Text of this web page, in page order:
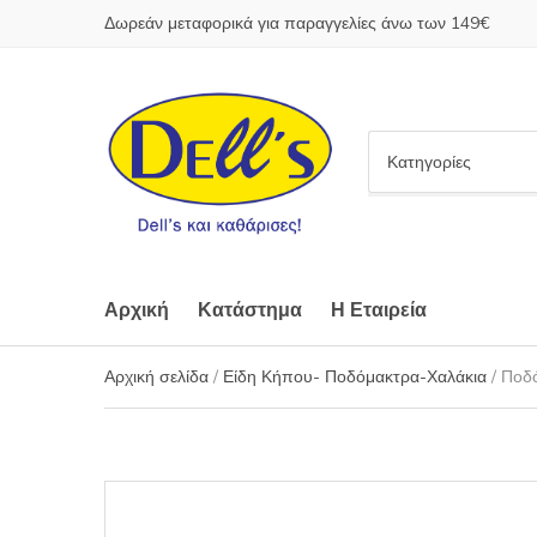
Δωρεάν μεταφορικά για παραγγελίες άνω των 149€
a
o
n
a
Αρχική Κατάστημα Η Εταιρεία
Αρχική σελίδα / Είδη Κήπου- Ποδόμακτρα-Χαλάκια /